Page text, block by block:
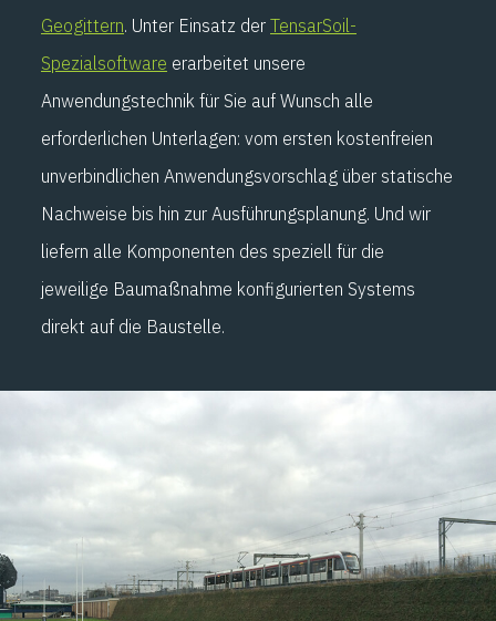
Geogittern. Unter Einsatz der TensarSoil-
Spezialsoftware erarbeitet unsere
Anwendungstechnik für Sie auf Wunsch alle
erforderlichen Unterlagen: vom ersten kostenfreien
unverbindlichen Anwendungsvorschlag über statische
Nachweise bis hin zur Ausführungsplanung. Und wir
liefern alle Komponenten des speziell für die
jeweilige Baumaßnahme konfigurierten Systems
direkt auf die Baustelle.